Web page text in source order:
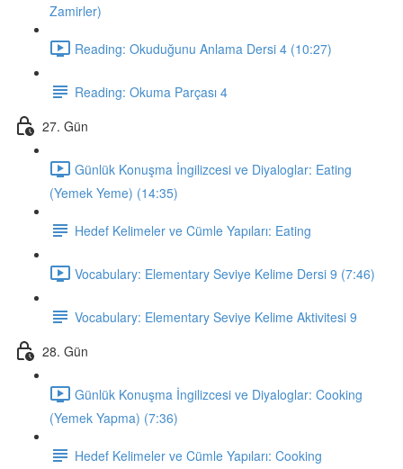
Zamirler)
Reading: Okuduğunu Anlama Dersi 4 (10:27)
Reading: Okuma Parçası 4
27. Gün
Günlük Konuşma İngilizcesi ve Diyaloglar: Eating
(Yemek Yeme) (14:35)
Hedef Kelimeler ve Cümle Yapıları: Eating
Vocabulary: Elementary Seviye Kelime Dersi 9 (7:46)
Vocabulary: Elementary Seviye Kelime Aktivitesi 9
28. Gün
Günlük Konuşma İngilizcesi ve Diyaloglar: Cooking
(Yemek Yapma) (7:36)
Hedef Kelimeler ve Cümle Yapıları: Cooking